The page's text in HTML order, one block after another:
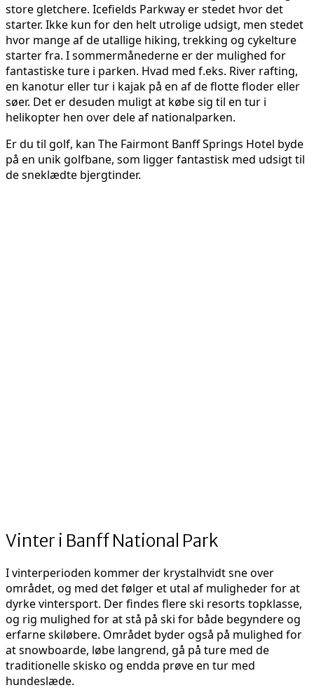
store gletchere. Icefields Parkway er stedet hvor det
starter. Ikke kun for den helt utrolige udsigt, men stedet
hvor mange af de utallige hiking, trekking og cykelture
starter fra. I sommermånederne er der mulighed for
fantastiske ture i parken. Hvad med f.eks. River rafting,
en kanotur eller tur i kajak på en af de flotte floder eller
søer. Det er desuden muligt at købe sig til en tur i
helikopter hen over dele af nationalparken.
Er du til golf, kan The Fairmont Banff Springs Hotel byde
på en unik golfbane, som ligger fantastisk med udsigt til
de sneklædte bjergtinder.
Vinter i Banff National Park
I vinterperioden kommer der krystalhvidt sne over
området, og med det følger et utal af muligheder for at
dyrke vintersport. Der findes flere ski resorts topklasse,
og rig mulighed for at stå på ski for både begyndere og
erfarne skiløbere. Området byder også på mulighed for
at snowboarde, løbe langrend, gå på ture med de
traditionelle skisko og endda prøve en tur med
hundeslæde.